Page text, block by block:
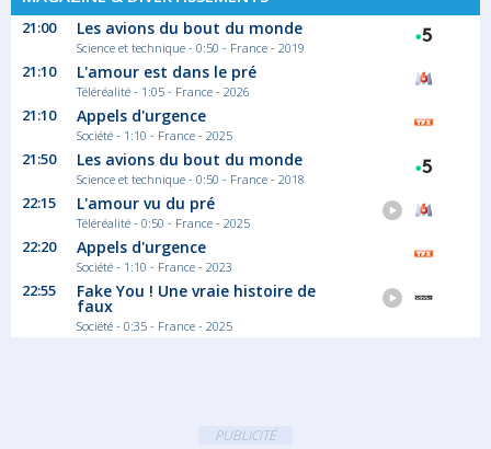
Magazine Découverte
21:00 Les avions du bout du monde
Science et technique - 0:50 - France - 2019
21:10 L'amour est dans le pré
Téléréalité - 1:05 - France - 2026
21:10 Appels d'urgence
Société - 1:10 - France - 2025
21:50 Les avions du bout du monde
Science et technique - 0:50 - France - 2018
22:15 L'amour vu du pré
Téléréalité - 0:50 - France - 2025
22:20 Appels d'urgence
Société - 1:10 - France - 2023
22:55 Fake You ! Une vraie histoire de
faux
Société - 0:35 - France - 2025
PUBLICITÉ